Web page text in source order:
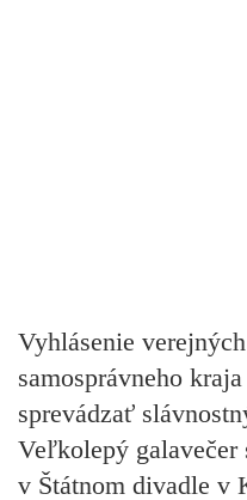
Vyhlásenie
samosprávneho
sprevádzať
Veľkolepý galavečer
v Štátnom divadle v